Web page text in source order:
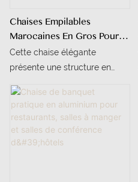
Chaises Empilables
Marocaines En Gros Pour
Traiteur, Mariage, Hôtel,
Banquet, Vente Au Détail
Cette chaise élégante
présente une structure en
finie dans une luxueuse teinte
dorée, alliant durabilité et
esthétique raffinée.